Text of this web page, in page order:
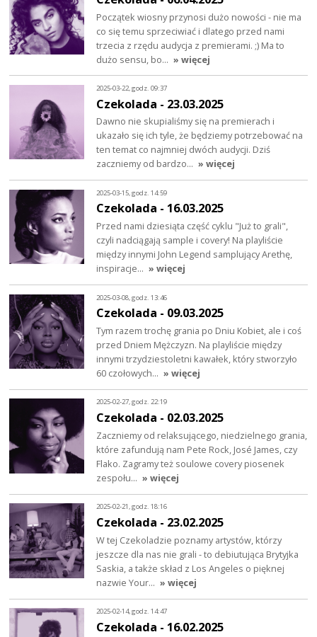
Początek wiosny przynosi dużo nowości - nie ma
co się temu sprzeciwiać i dlatego przed nami
trzecia z rzędu audycja z premierami. ;) Ma to
dużo sensu, bo… » więcej
2025-03-22, godz. 09:37
Czekolada - 23.03.2025
Dawno nie skupialiśmy się na premierach i
ukazało się ich tyle, że będziemy potrzebować na
ten temat co najmniej dwóch audycji. Dziś
zaczniemy od bardzo… » więcej
2025-03-15, godz. 14:59
Czekolada - 16.03.2025
Przed nami dziesiąta część cyklu "Już to grali",
czyli nadciągają sample i covery! Na playliście
między innymi John Legend samplujący Arethę,
inspiracje… » więcej
2025-03-08, godz. 13:46
Czekolada - 09.03.2025
Tym razem trochę grania po Dniu Kobiet, ale i coś
przed Dniem Mężczyzn. Na playliście między
innymi trzydziestoletni kawałek, który stworzyło
60 czołowych… » więcej
2025-02-27, godz. 22:19
Czekolada - 02.03.2025
Zaczniemy od relaksującego, niedzielnego grania,
które zafundują nam Pete Rock, José James, czy
Flako. Zagramy też soulowe covery piosenek
zespołu… » więcej
2025-02-21, godz. 18:16
Czekolada - 23.02.2025
W tej Czekoladzie poznamy artystów, którzy
jeszcze dla nas nie grali - to debiutująca Brytyjka
Saskia, a także skład z Los Angeles o pięknej
nazwie Your… » więcej
2025-02-14, godz. 14:47
Czekolada - 16.02.2025